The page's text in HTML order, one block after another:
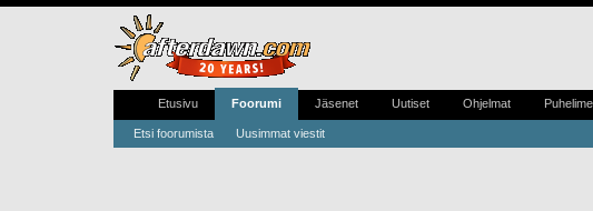
Etusivu Foorumi
Etsi foorumista Uusimmat viestit
Jäsenet Uutiset Ohjelmat